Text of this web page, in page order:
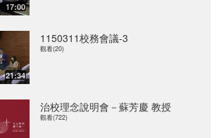
17:00
21:34
1150311校務會議-3
觀看(20)
治校理念說明會－蘇芳慶 教授
觀看(722)